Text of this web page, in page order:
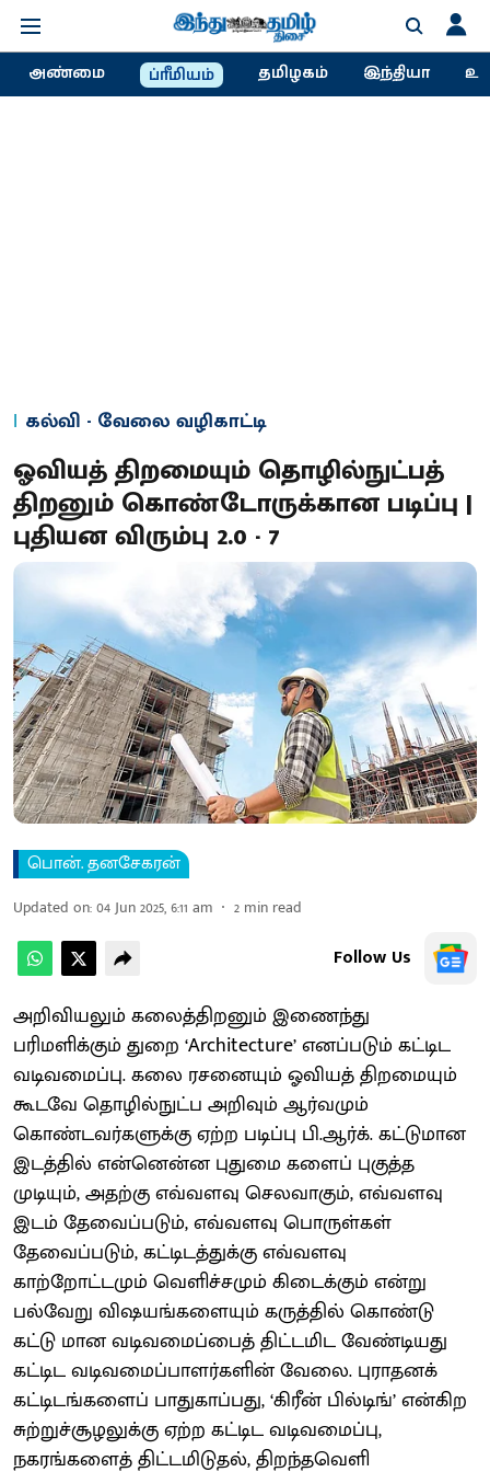
அண்மை ப்ரீமியம் தமிழகம் இந்தியா
கல்வி - வேலை வழிகாட்டி
ஓவியத் திறமையும் தொழில்நுட்பத்
திறனும் கொண்டோருக்கான படிப்பு |
புதியன விரும்பு 2.0 - 7
பொன். தனசேகரன்
Updated on:04 Jun 2025, 6:11 am 2 min read
Follow Us
அறிவியலும் கலைத்திறனும் இணைந்து
பரிமளிக்கும் துறை ‘Architecture’ எனப்படும் கட்டிட
வடிவமைப்பு. கலை ரசனையும் ஓவியத் திறமையும்
கூடவே தொழில்நுட்ப அறிவும் ஆர்வமும்
கொண்டவர்களுக்கு ஏற்ற படிப்பு பி.ஆர்க். கட்டுமான
இடத்தில் என்னென்ன புதுமை களைப் புகுத்த
முடியும், அதற்கு எவ்வளவு செலவாகும், எவ்வளவு
இடம் தேவைப்படும், எவ்வளவு பொருள்கள்
தேவைப்படும், கட்டிடத்துக்கு எவ்வளவு
காற்றோட்டமும் வெளிச்சமும் கிடைக்கும் என்று
பல்வேறு விஷயங்களையும் கருத்தில் கொண்டு
கட்டு மான வடிவமைப்பைத் திட்டமிட வேண்டியது
கட்டிட வடிவமைப்பாளர்களின் வேலை. புராதனக்
கட்டிடங்களைப் பாதுகாப்பது, ‘கிரீன் பில்டிங்’ என்கிற
சுற்றுச்சூழலுக்கு ஏற்ற கட்டிட வடிவமைப்பு,
நகரங்களைத் திட்டமிடுதல், திறந்தவெளி